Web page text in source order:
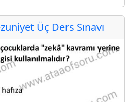
Üç Ders Sınavı